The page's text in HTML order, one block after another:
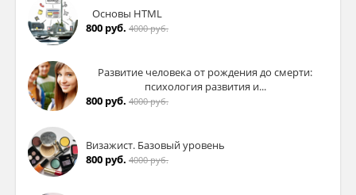
Основы HTML
800 руб. 4000 руб.
Развитие человека от рождения до смерти:
психология развития и...
800 руб. 4000 руб.
Визажист. Базовый уровень
800 руб. 4000 руб.